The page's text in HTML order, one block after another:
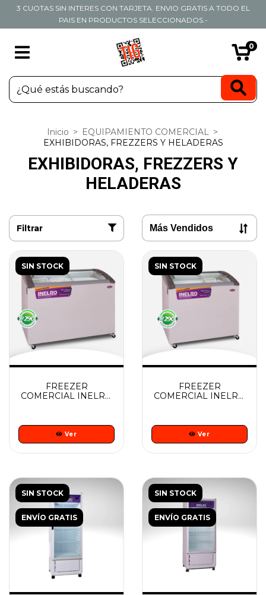
3 CUOTAS SIN INTERES CON TARJETA. ENVIO GRATIS A TODO EL
PAIS EN PRODUCTOS SELECCIONADOS.-
0
Inicio > EQUIPAMIENTO COMERCIAL >
EXHIBIDORAS, FREZZERS Y HELADERAS
EXHIBIDORAS, FREZZERS Y
HELADERAS
Filtrar
SIN STOCK
FREEZER
COMERCIAL INELRO
Ver
SIN STOCK
FREEZER
COMERCIAL INELRO
Ver
SIN STOCK
ENVÍO GRATIS
SIN STOCK
ENVÍO GRATIS